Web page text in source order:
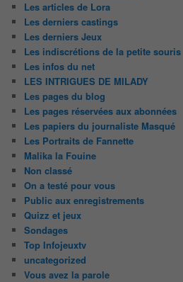
Les articles de Lora
Les derniers castings
Les derniers Jeux
Les indiscrétions de la petite souris
Les infos du net
LES INTRIGUES DE MILADY
Les pages du blog
Les pages réservées aux abonnées
Les papiers du journaliste Masqué
Les Portraits de Fannette
Malika la Fouine
Non classé
On a testé pour vous
Public aux enregistrements
Quizz et jeux
Sondages
Top Infojeuxtv
uncategorized
Vous avez la parole